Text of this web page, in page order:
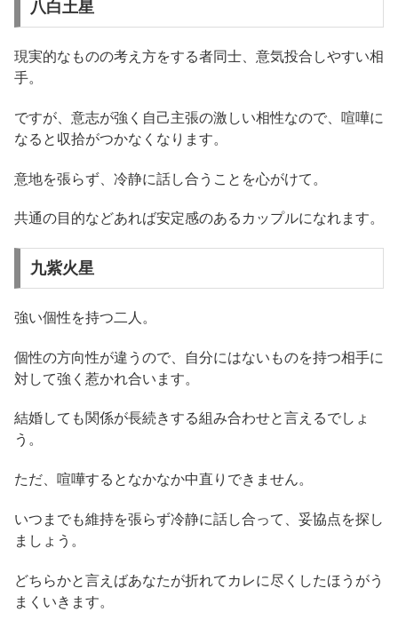
八白土星
現実的なものの考え方をする者同士、意気投合しやすい相
手。
ですが、意志が強く自己主張の激しい相性なので、喧嘩に
なると収拾がつかなくなります。
意地を張らず、冷静に話し合うことを心がけて。
共通の目的などあれば安定感のあるカップルになれます。
九紫火星
強い個性を持つ二人。
個性の方向性が違うので、自分にはないものを持つ相手に
対して強く惹かれ合います。
結婚しても関係が長続きする組み合わせと言えるでしょ
う。
ただ、喧嘩するとなかなか中直りできません。
いつまでも維持を張らず冷静に話し合って、妥協点を探し
ましょう。
どちらかと言えばあなたが折れてカレに尽くしたほうがう
まくいきます。